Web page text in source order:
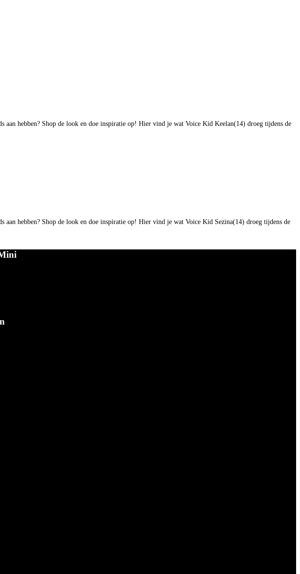
hebben? Shop de look en doe inspiratie op! Hier vind je wat Voice Kid Keelan(14) droeg tijdens de
hebben? Shop de look en doe inspiratie op! Hier vind je wat Voice Kid Sezina(14) droeg tijdens de